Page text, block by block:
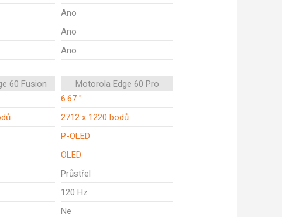
Ano
Ano
Ano
60 Fusion
Motorola Edge 60 Pro
6.67 "
2712 x 1220 bodů
P-OLED
OLED
Průstřel
120 Hz
Ne